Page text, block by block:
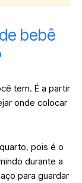
bebê
tem. É a partir
onde colocar
pois é o
durante a
para guardar